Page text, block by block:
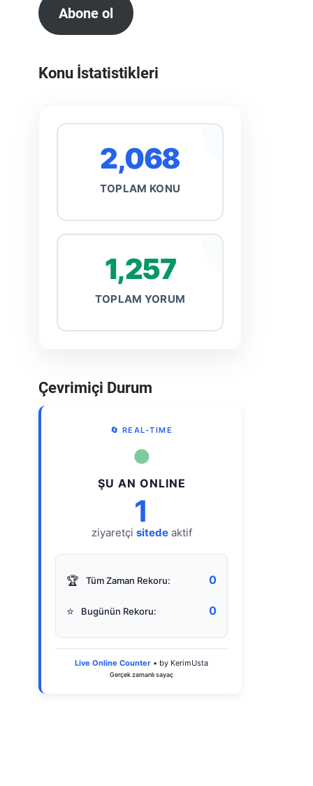
Abone ol
Konu İstatistikleri
2,068
TOPLAM KONU
1,257
TOPLAM YORUM
Çevrimiçi Durum
🔄 REAL-TIME
●
ŞU AN ONLINE
1
ziyaretçi sitedeaktif
🏆 Tüm Zaman Rekoru: 0
⭐ Bugünün Rekoru: 0
Live Online Counter • by KerimUsta
Gerçek zamanlı sayaç